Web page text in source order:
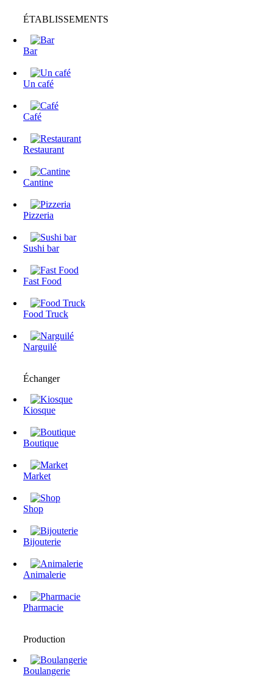
ÉTABLISSEMENTS
Bar
Un café
Café
Restaurant
Cantine
Pizzeria
Sushi bar
Fast Food
Food Truck
Narguilé
Échanger
Kiosque
Boutique
Market
Shop
Bijouterie
Animalerie
Pharmacie
Production
Boulangerie